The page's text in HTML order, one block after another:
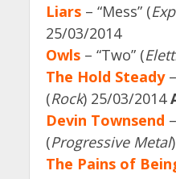
Liars– “Mess” (
25/03/2014
Owls– “Two” (
The Hold Steady–
(Rock) 25/03/2014
Devin Townsend
(Progressive Metal
The Pains of